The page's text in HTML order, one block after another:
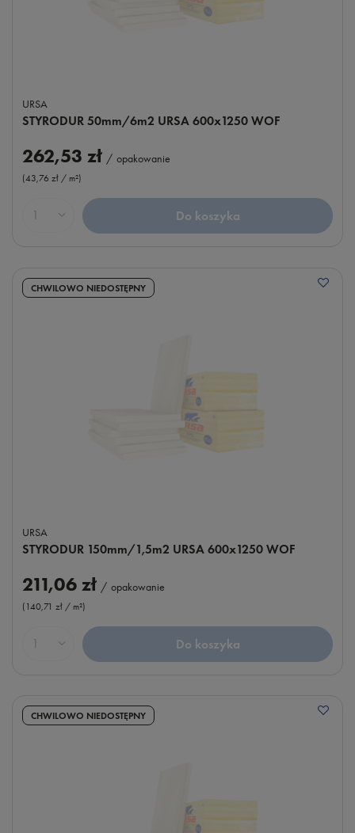
URSA
STYRODUR 50mm/6m2 URSA 600x1250 WOF
262,53 zł / opakowanie
(43,76 zł / m²)
Ilość produktów Do koszyka
CHWILOWO NIEDOSTĘPNY
URSA
STYRODUR 150mm/1,5m2 URSA 600x1250 WOF
211,06 zł / opakowanie
(140,71 zł / m²)
Ilość produktów Do koszyka
CHWILOWO NIEDOSTĘPNY